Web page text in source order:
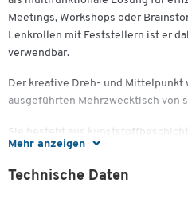
Mehr anzeigen
Meetings, Workshops oder
Lenkrollen mit Feststellern ist er
verwendbar.
Der kreative Dreh- und Mittelpunkt
ausgeführten Mehrzwecktisch von
Sie besteht aus
trocken abwischbaren, schwarzen
beschriftet werden. Sie ist
Technische Daten